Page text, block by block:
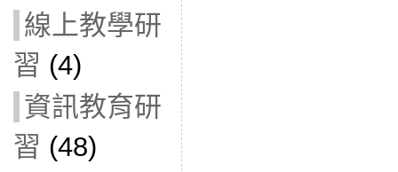
線上教學研
習 (4)
資訊教育研
習 (48)